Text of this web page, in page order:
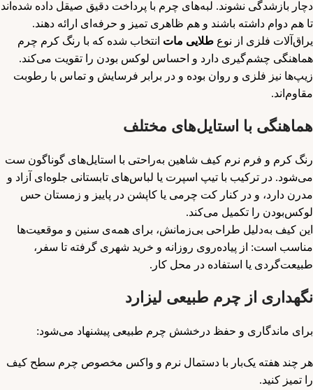
دچار بازشدگی نشوند. لبه‌های چرم با پرداخت دقیق صیقل داده شده‌اند
تا هم دوام داشته باشند و هم ظاهری تمیز و حرفه‌ای ارائه دهند.
یراق‌آلات فلزی از نوع طلایی مات انتخاب شده که با رنگ کرم چرم
هماهنگی چشم‌گیری دارد و احساس لوکس بودن را تقویت می‌کند.
زیپ‌ها نیز فلزی و روان بوده و در برابر فرسایش و تماس با رطوبت
مقاوم‌اند.
هماهنگی با استایل‌های مختلف
رنگ کرم و فرم نرم کیف شاهین به‌راحتی با استایل‌های گوناگون ست
می‌شود. در ترکیب با تیپ اسپرت یا لباس‌های تابستانی جلوه‌ای آزاد و
مدرن دارد، و در کنار کت چرمی یا کاپشن در پاییز و زمستان حس
لوکس‌بودن را تکمیل می‌کند.
این کیف به‌دلیل طراحی بی‌زمانش، برای همه‌ی سنین و موقعیت‌ها
مناسب است: از پیاده‌روی روزانه و خرید شهری گرفته تا سفر،
طبیعت‌گردی یا استفاده در محل کار.
نگهداری از چرم طبیعی لیزارد
برای ماندگاری و حفظ درخشش چرم طبیعی پیشنهاد می‌شود:
هر چند هفته یک‌بار با دستمال نرم و واکس مخصوص چرم سطح کیف
را تمیز کنید.